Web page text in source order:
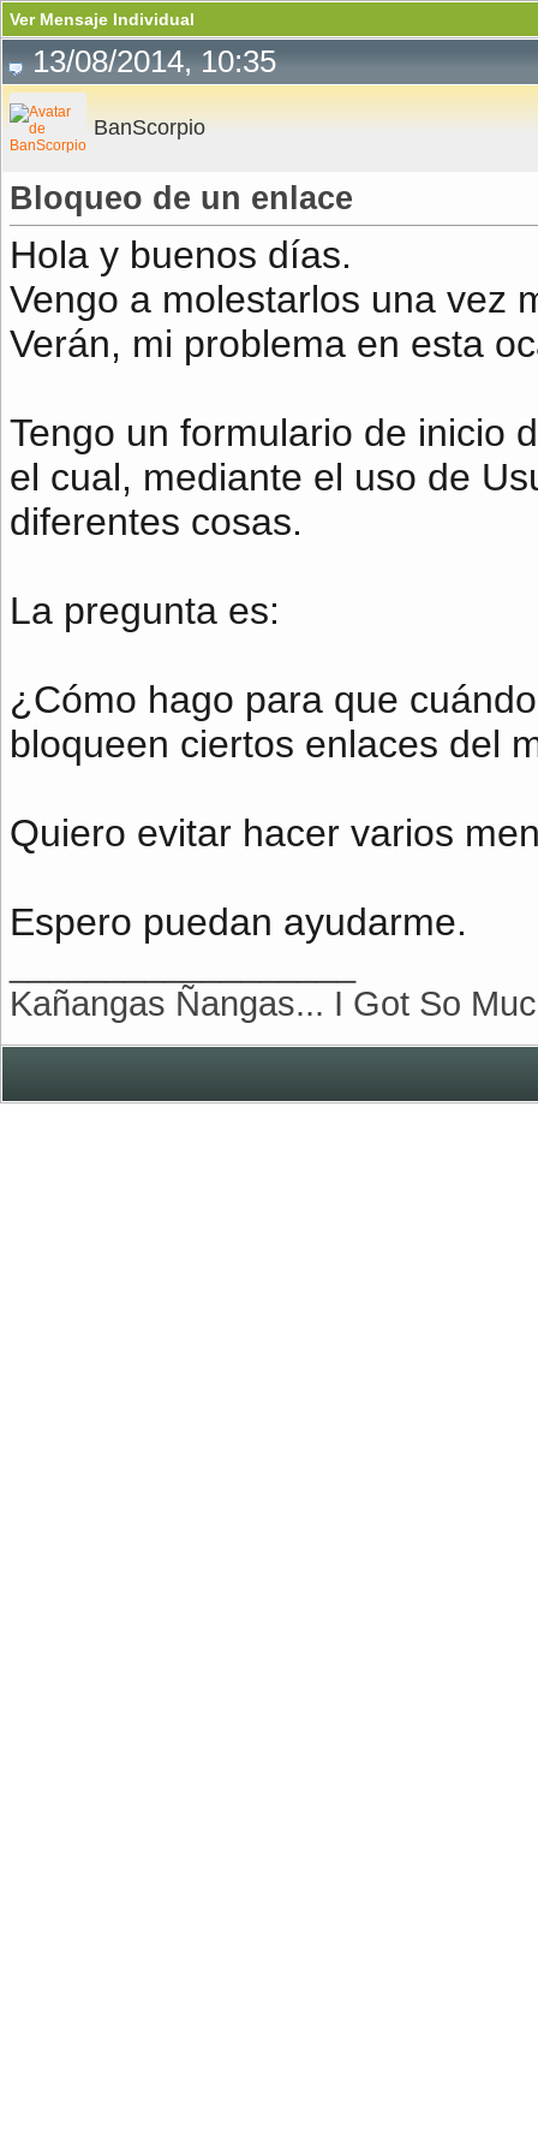
Ver Mensaje Individual
13/08/2014, 10:35
BanScorpio
Bloqueo de un enlace
Hola y buenos días.
Vengo a molestarlos una vez
Verán, mi problema en esta
Tengo un formulario de inicio
el cual, mediante el uso de
diferentes cosas.
La pregunta es:
¿Cómo hago para que
bloqueen ciertos enlaces del
Quiero evitar hacer varios
Espero puedan ayudarme.
Kañangas Ñangas... I Got So